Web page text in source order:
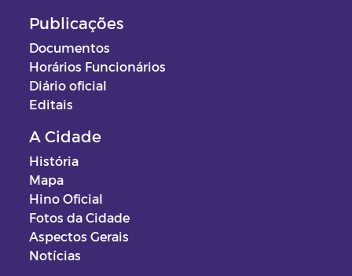
Publicações
Documentos
Horários Funcionários
Diário oficial
Editais
A Cidade
História
Mapa
Hino Oficial
Fotos da Cidade
Aspectos Gerais
Notícias